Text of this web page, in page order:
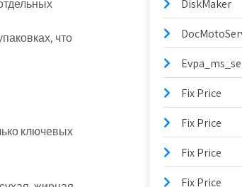
что
ключевых
DiskMaker
Fix Price
Fix Price
Fix Price
Fix Price